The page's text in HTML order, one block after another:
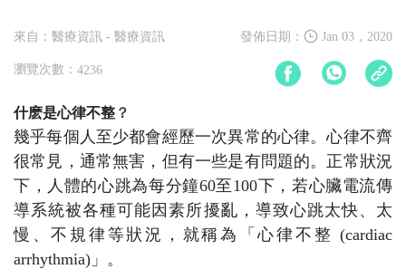
來自：醫療資訊 - 醫療資訊 發佈日期： Jan 03，2020
瀏覽次數： 4236
什麽是心律不整 ？
幾乎每個人至少都會經歷一次異常的心律。心律不齊
很常見，通常無害，但有一些是有問題的。正常狀況
下，人體的心跳為每分鐘60至100下，若心臟電流傳
導系統被各種可能因素所擾亂，導致心跳太快、太
慢、不規律等狀況，就稱為「心律不整 (cardiac
arrhythmia)」。